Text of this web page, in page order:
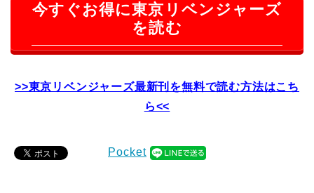
今すぐお得に東京リベンジャーズ
を読む
>>東京リベンジャーズ最新刊を無料で読む方法はこち
ら<<
Pocket